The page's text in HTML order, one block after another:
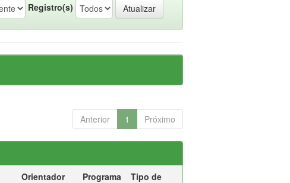
Registro(s)
Anterior 1 Próximo
Orientador Programa
Tipo de